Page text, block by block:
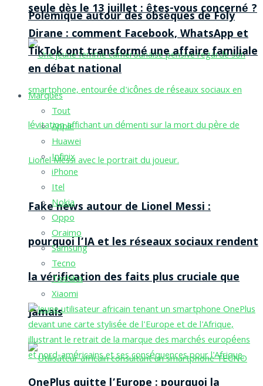
seule dès le 13 juillet : êtes-vous concerné ?
Fake news autour de Lionel Messi :
pourquoi l’IA et les réseaux sociaux rendent
la vérification des faits plus cruciale que
jamais
Polémique autour des obsèques de Foly
Dirane : comment Facebook, WhatsApp et
TikTok ont transformé une affaire familiale
en débat national
Marques
Tout
Apple
Huawei
Infinix
iPhone
Itel
Nokia
Oppo
Oraimo
Samsung
Tecno
Toshiba
Xiaomi